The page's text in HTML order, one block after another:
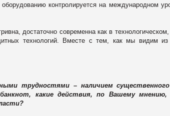
контролируется на международном
достаточно современна как в
технологий. Вместе с тем, как мы видим
трудностями – наличием
какие действия, по Вашему